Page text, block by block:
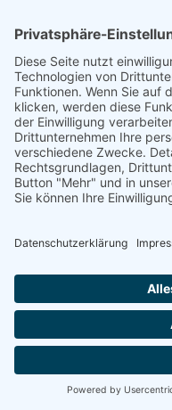
Leserkommentare (0)
Alle Ausgaben
Newsletter Abo
Ausgabe als PDF
Glauben unter
als PDF herunterladen
zur Diskussion über diese
Kontakt
Login
Im Auftrag des
Katholischen